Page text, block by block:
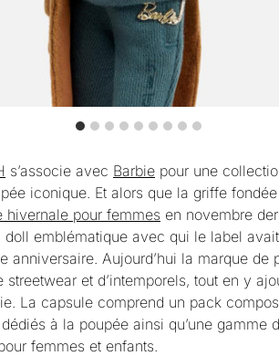
s’associe avec Barbie pour une
iconique. Et alors que la griffe
hivernale pour femmes en novembre
emblématique avec qui le label
anniversaire. Aujourd’hui la marque de
et d’intemporels, tout en y
La capsule comprend un pack
à la poupée ainsi qu’une gamme
femmes et enfants.